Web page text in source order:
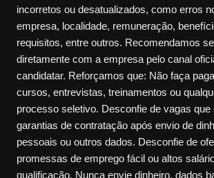
incorretos ou desatualizados, como erros
empresa, localidade, remuneração,
requisitos, entre outros. Recomendamos
diretamente com a empresa pelo canal
candidatar. Reforçamos que: Não faça
cursos, entrevistas, treinamentos ou
processo seletivo. Desconfie de vagas que
garantias de contratação após envio de
pessoais ou outros dados. Desconfie de
promessas de emprego fácil ou altos
qualificação. Nunca envie dinheiro, dados